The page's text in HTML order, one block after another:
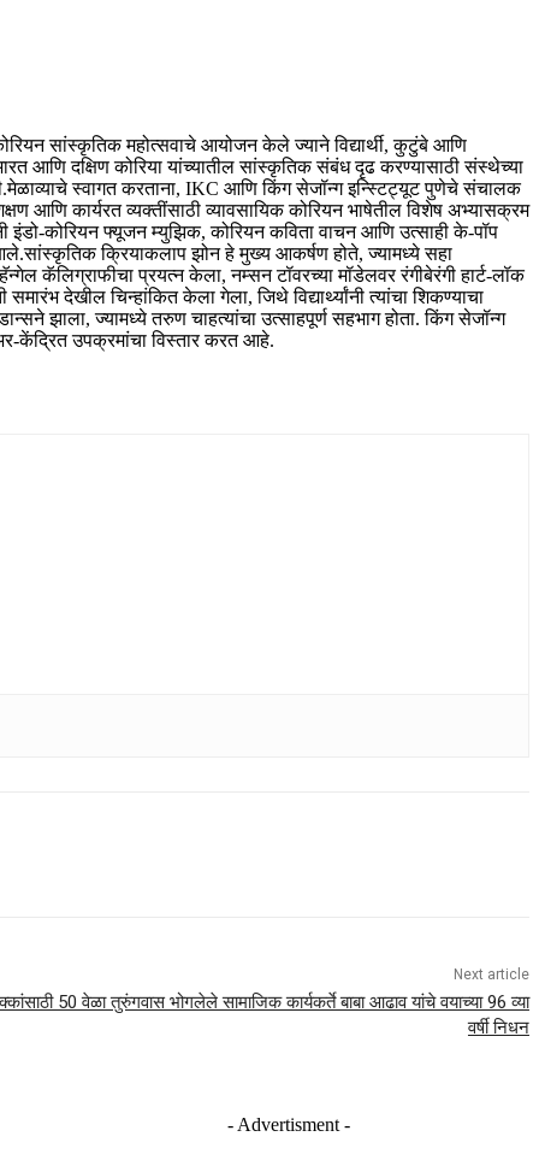
सांस्कृतिक महोत्सवाचे आयोजन केले ज्याने विद्यार्थी, कुटुंबे आणि
आणि दक्षिण कोरिया यांच्यातील सांस्कृतिक संबंध दृढ करण्यासाठी संस्थेच्या
मेळाव्याचे स्वागत करताना, IKC आणि किंग सेजॉन्ग इन्स्टिट्यूट पुणेचे संचालक
आणि कार्यरत व्यक्तींसाठी व्यावसायिक कोरियन भाषेतील विशेष अभ्यासक्रम
इंडो-कोरियन फ्यूजन म्युझिक, कोरियन कविता वाचन आणि उत्साही के-पॉप
सांस्कृतिक क्रियाकलाप झोन हे मुख्य आकर्षण होते, ज्यामध्ये सहा
कॅलिग्राफीचा प्रयत्न केला, नम्सन टॉवरच्या मॉडेलवर रंगीबेरंगी हार्ट-लॉक
समारंभ देखील चिन्हांकित केला गेला, जिथे विद्यार्थ्यांनी त्यांचा शिकण्याचा
झाला, ज्यामध्ये तरुण चाहत्यांचा उत्साहपूर्ण सहभाग होता. किंग सेजॉन्ग
केंद्रित उपक्रमांचा विस्तार करत आहे.
Next article
50 वेळा तुरुंगवास भोगलेले सामाजिक कार्यकर्ते बाबा आढाव यांचे वयाच्या 96 व्या
वर्षी निधन
- Advertisment -